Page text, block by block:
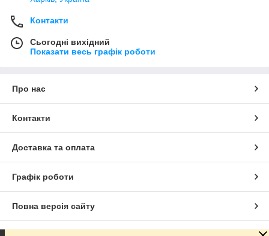
Контакти
Сьогодні вихідний
Показати весь графік роботи
Про нас
Контакти
Доставка та оплата
Графік роботи
Повна версія сайту